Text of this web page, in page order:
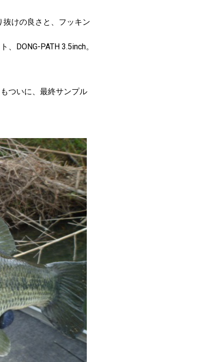
けの良さと、フッキン
DONG-PATH 3.5inch。
ついに、最終サンプル